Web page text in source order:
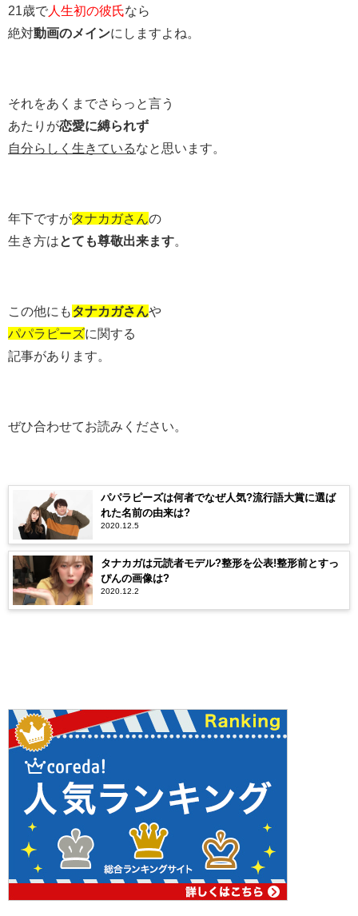
21歳で人生初の彼氏なら
絶対動画のメインにしますよね。
それをあくまでさらっと言う
あたりが恋愛に縛られず
自分らしく生きているなと思います。
年下ですがタナカガさんの
生き方はとても尊敬出来ます。
この他にもタナカガさんや
パパラピーズに関する
記事があります。
ぜひ合わせてお読みください。
パパラピーズは何者でなぜ人気?流行語大賞に選ば
れた名前の由来は?
2020.12.5
タナカガは元読者モデル?整形を公表!整形前とすっ
ぴんの画像は?
2020.12.2